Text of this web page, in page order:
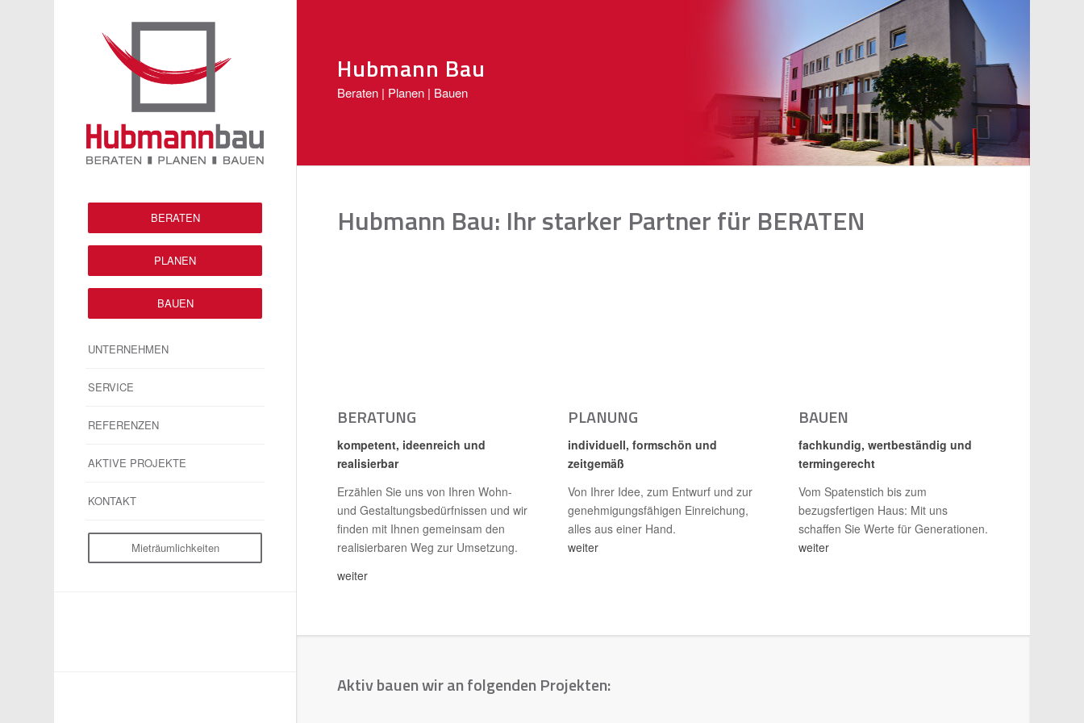
BERATEN
PLANEN
BAUEN
UNTERNEHMEN
SERVICE
REFERENZEN
AKTIVE PROJEKTE
KONTAKT
Mieträumlichkeiten
Hubmann Bau
Beraten | Planen | Bauen
Hubmann Bau: Ihr starker Partner für BERATEN
BERATUNG
kompetent, ideenreich und
realisierbar
Erzählen Sie uns von Ihren Wohn-
und Gestaltungsbedürfnissen und wir
finden mit Ihnen gemeinsam den
realisierbaren Weg zur Umsetzung.
weiter
PLANUNG
individuell, formschön und
zeitgemäß
Von Ihrer Idee, zum Entwurf und zur
genehmigungsfähigen Einreichung,
alles aus einer Hand.
weiter
BAUEN
fachkundig, wertbeständig und
termingerecht
Vom Spatenstich bis zum
bezugsfertigen Haus: Mit uns
schaffen Sie Werte für Generationen.
weiter
Aktiv bauen wir an folgenden Projekten: